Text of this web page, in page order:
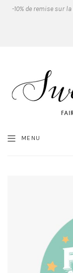
-10% de remise sur la
MENU